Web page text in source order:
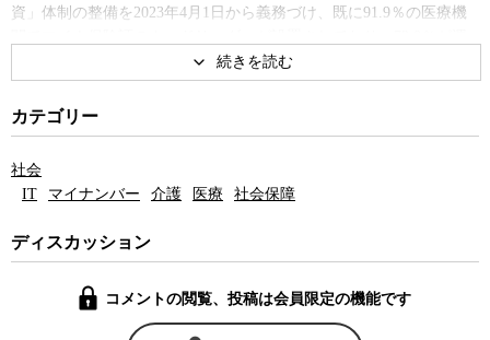
資」体制の整備を2023年4月1日から義務づけ、既に91.9％の医療機
用を開始しているが、これまでカードリーダー
どのトラブルが相次いで報告されてきた。ところがマイナカードの
普及を急ぐ政府は、マイナカードを健康保険証と一体化することで
事実上強制的にマイナカードの取得を進めようとしている。
これまでに発生したトラブルの原因が十分に解明されないまま、
現行の保険証を廃止すれば、従来から指摘されてきた
発生する危険性があると住江氏は語る。医療情報が誤って登録され
きなくなり、「患者の命に関わる問題」にもなりかねない。
カテゴリー
社会
IT
マイナンバー 介護 医療 社会保障
ディスカッション
コメントの閲覧、投稿は会員限定の機能です